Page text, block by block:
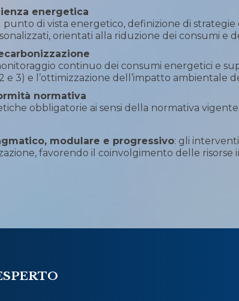
energetica
punto di vista energetico, definizione di
orientati alla riduzione dei consumi e
continuo dei consumi energetici e
e 3) e l’ottimizzazione dell’impatto ambientale
normativa
obbligatorie ai sensi della normativa
modulare e progressivo: gli
favorendo il coinvolgimento delle